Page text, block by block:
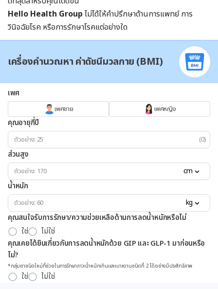
Hello Health Group ไม่ได้ให้คำปรึกษาด้านการแพทย์ การ
วินิจฉัยโรค หรือการรักษาโรคแต่อย่างใด
เครื่องคำนวณหา ค่าดัชนีมวลกาย (BMI)
เพศ
เพศชาย เพศหญิง
คุณอายุกี่ปี
(ปี)
ส่วนสูง
cm
น้ำหนัก
kg
คุณสนใจรับการรักษา/ความช่วยเหลือด้านการลดน้ำหนักหรือไม่
ใช่
ไม่ใช่
คุณเคยได้ยินเกี่ยวกับการลดน้ำหนักด้วย GIP และ GLP-1 มาก่อนหรือ
ไม่?
*กลุ่มยาชนิดใหม่ที่ช่วยในการรักษาภาวะน้ำหนักเกินและเบาหวานชนิดที่ 2 ได้อย่างมีประสิทธิภาพ
ใช่ ไม่ใช่